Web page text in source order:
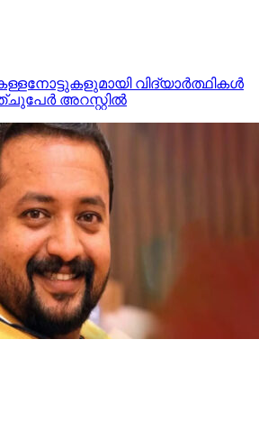
വിദ്യാര്‍ത്ഥികള്‍
അറസ്റ്റില്‍